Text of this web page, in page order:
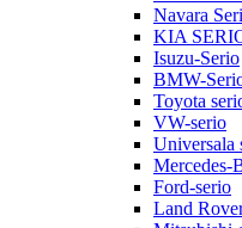
Navara
KIA
Isuzu-Serio
BMW-
Toyota
VW-serio
Universala
Mercedes-
Ford-serio
Land